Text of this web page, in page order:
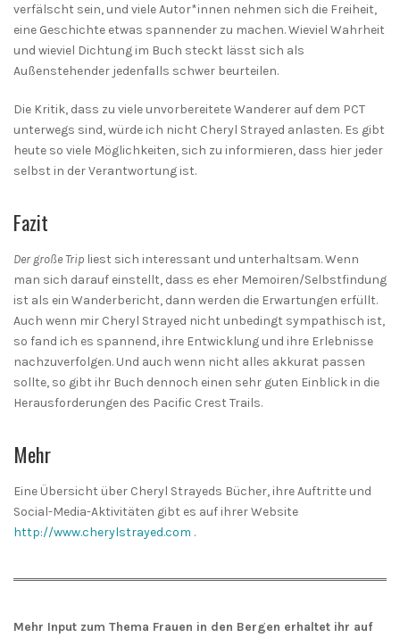
verfälscht sein, und viele Autor*innen nehmen sich die Freiheit,
eine Geschichte etwas spannender zu machen. Wieviel Wahrheit
und wieviel Dichtung im Buch steckt lässt sich als
Außenstehender jedenfalls schwer beurteilen.
Die Kritik, dass zu viele unvorbereitete Wanderer auf dem PCT
unterwegs sind, würde ich nicht Cheryl Strayed anlasten. Es gibt
heute so viele Möglichkeiten, sich zu informieren, dass hier jeder
selbst in der Verantwortung ist.
Fazit
Der große Trip liest sich interessant und unterhaltsam. Wenn
man sich darauf einstellt, dass es eher Memoiren/Selbstfindung
ist als ein Wanderbericht, dann werden die Erwartungen erfüllt.
Auch wenn mir Cheryl Strayed nicht unbedingt sympathisch ist,
so fand ich es spannend, ihre Entwicklung und ihre Erlebnisse
nachzuverfolgen. Und auch wenn nicht alles akkurat passen
sollte, so gibt ihr Buch dennoch einen sehr guten Einblick in die
Herausforderungen des Pacific Crest Trails.
Mehr
Eine Übersicht über Cheryl Strayeds Bücher, ihre Auftritte und
Social-Media-Aktivitäten gibt es auf ihrer Website
http://www.cherylstrayed.com .
Mehr Input zum Thema Frauen in den Bergen erhaltet ihr auf